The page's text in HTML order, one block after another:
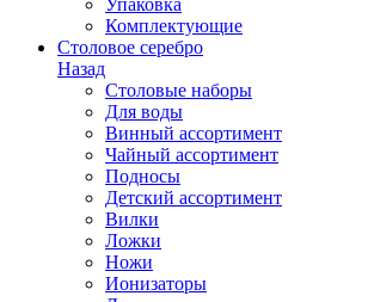
Упаковка
Комплектующие
Столовое серебро
Назад
Столовые наборы
Для воды
Винный ассортимент
Чайный ассортимент
Подносы
Детский ассортимент
Вилки
Ложки
Ножи
Ионизаторы